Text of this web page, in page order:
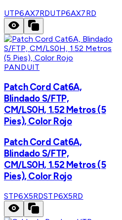
UTP6AX7RDUTP6AX7RD
PANDUIT
Patch Cord Cat6A,
Blindado S/FTP,
CM/LS0H, 1.52 Metros (5
Pies), Color Rojo
Patch Cord Cat6A,
Blindado S/FTP,
CM/LS0H, 1.52 Metros (5
Pies), Color Rojo
STP6X5RDSTP6X5RD